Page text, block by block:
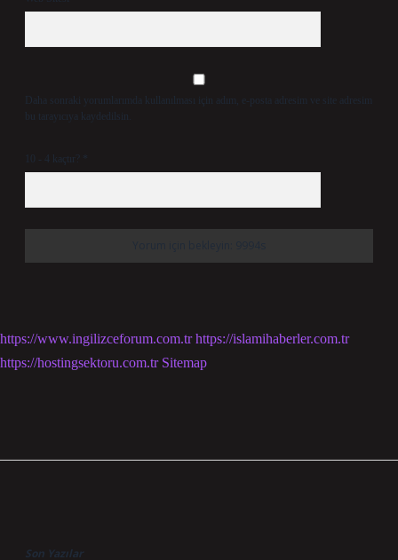
Daha sonraki yorumlarımda kullanılması için adım, e-posta adresim ve site adresim
bu tarayıcıya kaydedilsin.
10 - 4 kaçtır? *
https://www.ingilizceforum.com.tr https://islamihaberler.com.tr
https://hostingsektoru.com.tr Sitemap
Son Yazılar